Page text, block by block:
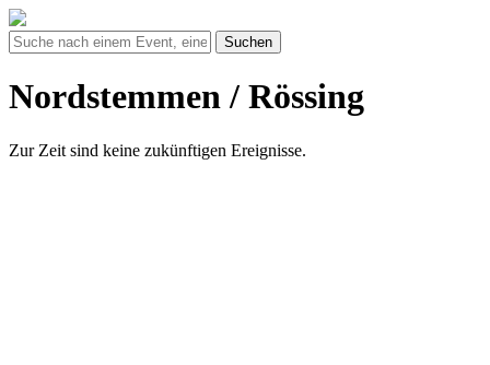
Suchen
Nordstemmen / Rössing
Zur Zeit sind keine zukünftigen Ereignisse.